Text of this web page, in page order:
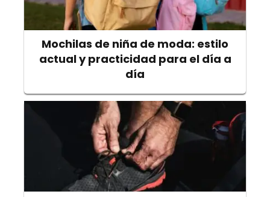
Mochilas de niña de moda: estilo
actual y practicidad para el día a
día